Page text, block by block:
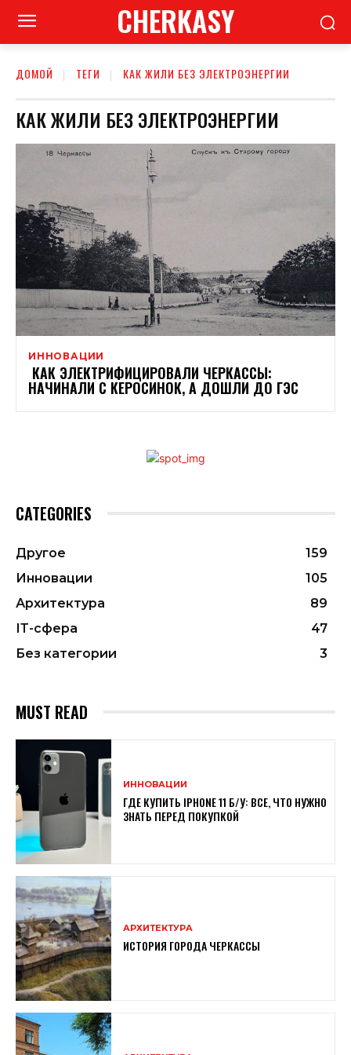
CHERKASY
ДОМОЙ ТЕГИ КАК ЖИЛИ БЕЗ ЭЛЕКТРОЭНЕРГИИ
КАК ЖИЛИ БЕЗ ЭЛЕКТРОЭНЕРГИИ
ИННОВАЦИИ
КАК ЭЛЕКТРИФИЦИРОВАЛИ ЧЕРКАССЫ:
НАЧИНАЛИ С КЕРОСИНОК, А ДОШЛИ ДО ГЭС
CATEGORIES
Другое
159
Инновации
105
Архитектура
89
ІТ-сфера
47
Без категории
3
MUST READ
ИННОВАЦИИ
ГДЕ КУПИТЬ IPHONE 11 Б/У: ВСЕ, ЧТО НУЖНО
ЗНАТЬ ПЕРЕД ПОКУПКОЙ
АРХИТЕКТУРА
ИСТОРИЯ ГОРОДА ЧЕРКАССЫ